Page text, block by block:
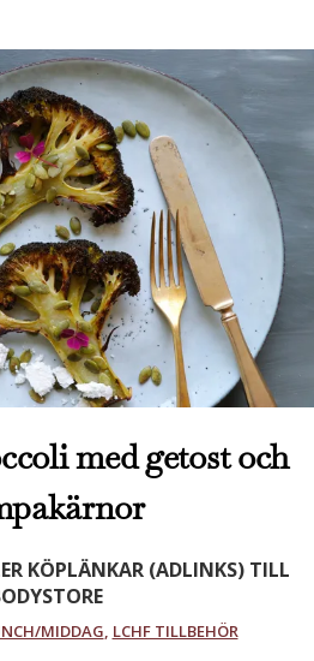
med getost och
KÖPLÄNKAR (ADLINKS) TILL
MIDDAG, LCHF TILLBEHÖR